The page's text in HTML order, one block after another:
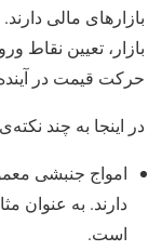
بازارهای مالی
بازار، تعیین نقاط
حرکت قیمت در
در اینجا به چند
امواج جنبشی
است.